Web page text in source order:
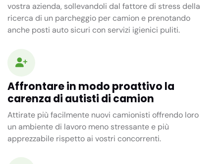
vostra azienda, sollevandoli dal fattore di stress della
ricerca di un parcheggio per camion e prenotando
anche posti auto sicuri con servizi igienici puliti.
Affrontare in modo proattivo la
carenza di autisti di camion
Attirate più facilmente nuovi camionisti offrendo loro
un ambiente di lavoro meno stressante e più
apprezzabile rispetto ai vostri concorrenti.